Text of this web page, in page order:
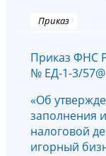
Приказ
Приказ ФНС
№ ЕД-1-3/57@
«Об
заполнения
налоговой
игорный